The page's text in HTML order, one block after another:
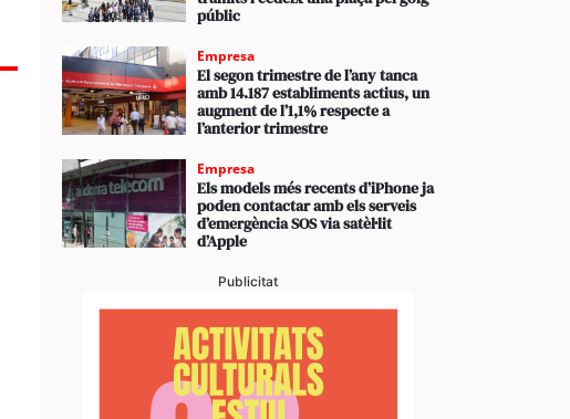
públic
Empresa
El segon trimestre de l’any tanca
amb 14.187 establiments actius, un
augment de l’1,1% respecte a
l’anterior trimestre
Empresa
Els models més recents d’iPhone ja
poden contactar amb els serveis
d’emergència SOS via satèl·lit
d’Apple
Publicitat